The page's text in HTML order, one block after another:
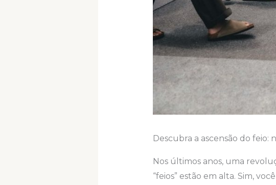
Descubra a ascensão do
Nos últimos anos, uma
“feios” estão em alta. Sim,